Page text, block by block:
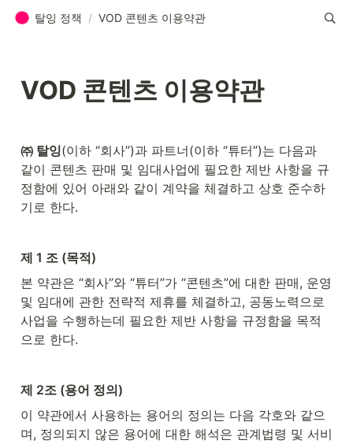
탈잉 정책 / VOD 콘텐츠 이용약관
VOD 콘텐츠 이용약관
㈜ 탈잉(이하 “회사”)과 파트너(이하 “튜터”)는 다음과
같이 콘텐츠 판매 및 임대사업에 필요한 제반 사항을 규
정함에 있어 아래와 같이 계약을 체결하고 상호 준수하
기로 한다.
제 1 조 (목적)
본 약관은 “회사”와 “튜터”가 “콘텐츠”에 대한 판매, 운영
및 임대에 관한 전략적 제휴를 체결하고, 공동노력으로
사업을 수행하는데 필요한 제반 사항을 규정함을 목적
으로 한다.
제 2조 (용어 정의)
이 약관에서 사용하는 용어의 정의는 다음 각호와 같으
며, 정의되지 않은 용어에 대한 해석은 관계법령 및 서비